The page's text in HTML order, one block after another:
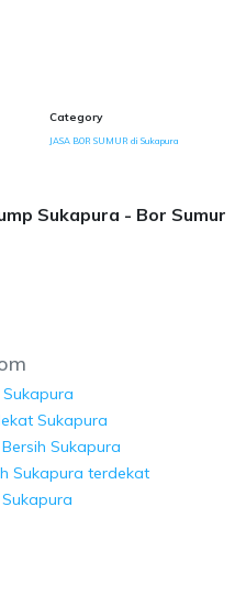
Category
JASA BOR SUMUR di Sukapura
Sukapura - Bor Sumur
Sukapura
Sukapura
Sukapura terdekat